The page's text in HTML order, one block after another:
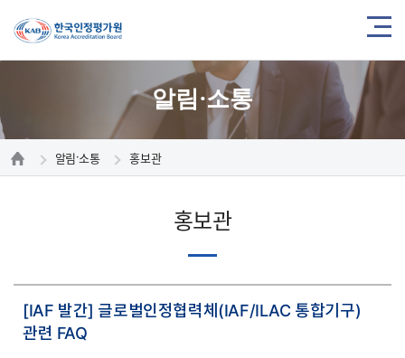
알림·소통
알림·소통 홍보관
홍보관
[IAF 발간] 글로벌인정협력체(IAF/ILAC 통합기구)
관련 FAQ